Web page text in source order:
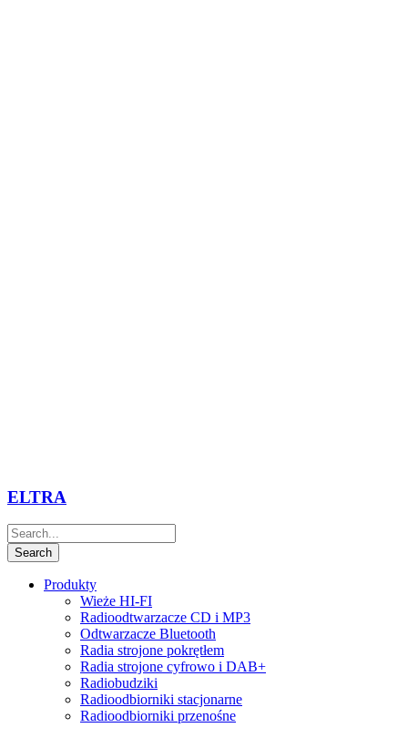
ELTRA
Produkty
Wieże HI-FI
Radioodtwarzacze CD i MP3
Odtwarzacze Bluetooth
Radia strojone pokrętłem
Radia strojone cyfrowo i DAB+
Radiobudziki
Radioodbiorniki stacjonarne
Radioodbiorniki przenośne